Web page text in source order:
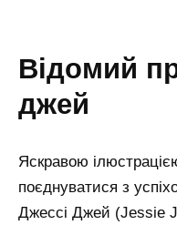
відомий приклад: джессі
джей
Яскравою
поєднуватися з
Джессі Джей (Jessie